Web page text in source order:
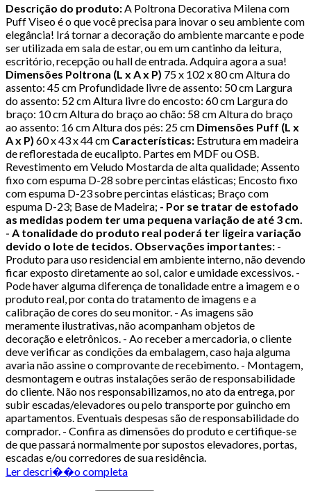
Descrição do produto:A Poltrona Decorativa Milena com
Puff Viseo é o que você precisa para inovar o seu ambiente com
elegância! Irá tornar a decoração do ambiente marcante e pode
ser utilizada em sala de estar, ou em um cantinho da leitura,
escritório, recepção ou hall de entrada. Adquira agora a sua!
Dimensões Poltrona (L x A x P) 75 x 102 x 80 cm Altura do
assento: 45 cm Profundidade livre de assento: 50 cm Largura
do assento: 52 cm Altura livre do encosto: 60 cm Largura do
braço: 10 cm Altura do braço ao chão: 58 cm Altura do braço
ao assento: 16 cm Altura dos pés: 25 cm Dimensões Puff (L x
A x P) 60 x 43 x 44 cm Características: Estrutura em madeira
de reflorestada de eucalipto. Partes em MDF ou OSB.
Revestimento em Veludo Mostarda de alta qualidade; Assento
fixo com espuma D-28 sobre percintas elásticas; Encosto fixo
com espuma D-23 sobre percintas elásticas; Braço com
espuma D-23; Base de Madeira; - Por se tratar de estofado
as medidas podem ter uma pequena variação de até 3 cm.
- A tonalidade do produto real poderá ter ligeira variação
devido o lote de tecidos. Observações importantes: -
Produto para uso residencial em ambiente interno, não devendo
ficar exposto diretamente ao sol, calor e umidade excessivos. -
Pode haver alguma diferença de tonalidade entre a imagem e o
produto real, por conta do tratamento de imagens e a
calibração de cores do seu monitor. - As imagens são
meramente ilustrativas, não acompanham objetos de
decoração e eletrônicos. - Ao receber a mercadoria, o cliente
deve verificar as condições da embalagem, caso haja alguma
avaria não assine o comprovante de recebimento. - Montagem,
desmontagem e outras instalações serão de responsabilidade
do cliente. Não nos responsabilizamos, no ato da entrega, por
subir escadas/elevadores ou pelo transporte por guincho em
apartamentos. Eventuais despesas são de responsabilidade do
comprador. - Confira as dimensões do produto e certifique-se
de que passará normalmente por supostos elevadores, portas,
escadas e/ou corredores de sua residência.
Ler descri��o completa